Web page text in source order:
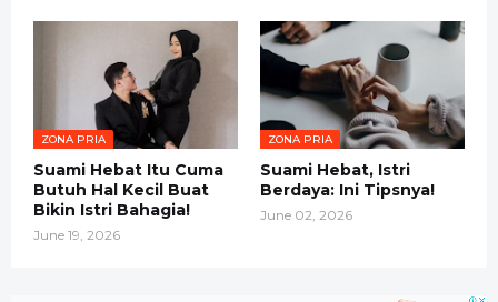
ZONA PRIA
Suami Hebat Itu Cuma
Butuh Hal Kecil Buat
Bikin Istri Bahagia!
June 19, 2026
ZONA PRIA
Suami Hebat, Istri
Berdaya: Ini Tipsnya!
June 02, 2026